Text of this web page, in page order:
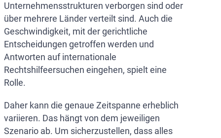
Unternehmensstrukturen verborgen sind oder
über mehrere Länder verteilt sind. Auch die
Geschwindigkeit, mit der gerichtliche
Entscheidungen getroffen werden und
Antworten auf internationale
Rechtshilfeersuchen eingehen, spielt eine
Rolle.
Daher kann die genaue Zeitspanne erheblich
variieren. Das hängt von dem jeweiligen
Szenario ab. Um sicherzustellen, dass alles